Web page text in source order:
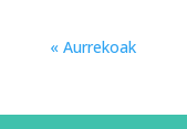
« Aurrekoak